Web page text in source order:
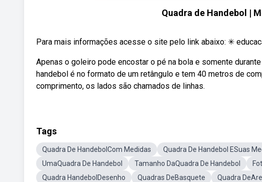
Quadra de Handebol |
Para mais informações acesse o site pelo link abaixo: ✳
Apenas o goleiro pode encostar o pé na bola e somente
handebol é no formato de um retângulo e tem 40 metros de
comprimento, os lados são chamados de linhas.
Tags
Quadra De HandebolCom Medidas Quadra De Handebol ESuas
UmaQuadra De Handebol
Tamanho DaQuadra De Handebol
Quadra HandebolDesenho
Quadras DeBasquete Quadra